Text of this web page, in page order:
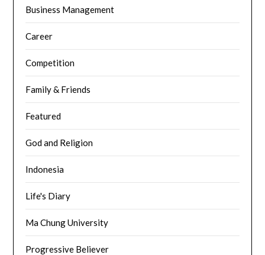
Business Management
Career
Competition
Family & Friends
Featured
God and Religion
Indonesia
Life's Diary
Ma Chung University
Progressive Believer